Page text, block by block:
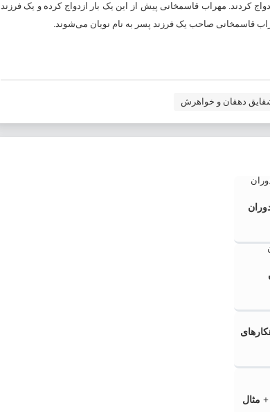
کردند. مهراب قاسمخانی پیش از این یک بار ازدواج کرده و یک فرزند
دهقان و خواهرش
مثال